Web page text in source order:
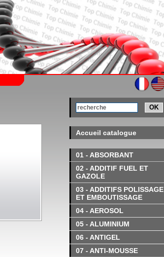
OK
Accueil catalogue
01 - ABSORBANT
02 - ADDITIF FUEL ET
GAZOLE
03 - ADDITIFS POLISSAGE
ET EMBOUTISSAGE
04 - AEROSOL
05 - ALUMINIUM
06 - ANTIGEL
07 - ANTI-MOUSSE